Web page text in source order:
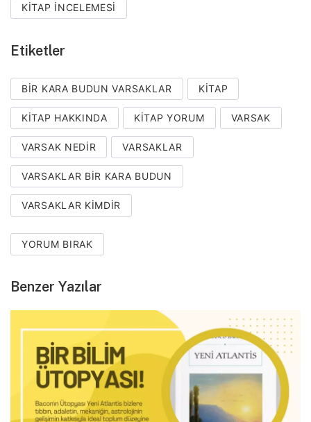
KITAP İNCELEMESI
Etiketler
BIR KARA BUDUN VARSAKLAR KITAP
KITAP HAKKINDA KITAP YORUM VARSAK
VARSAK NEDIR VARSAKLAR
VARSAKLAR BIR KARA BUDUN
VARSAKLAR KIMDIR
YORUM BIRAK
Benzer Yazılar